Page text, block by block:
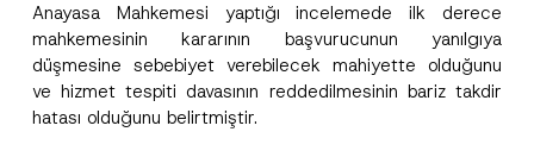
Anayasa Mahkemesi yaptığı incelemede ilk derece
mahkemesinin kararının başvurucunun yanılgıya
düşmesine sebebiyet verebilecek mahiyette olduğunu
ve hizmet tespiti davasının reddedilmesinin bariz takdir
hatası olduğunu belirtmiştir.
P
i
v
Bu iletişim formu aracılığıyla sağlanan kişisel
verilerle ilgiliaydınlatma metnini okudum ve
anladım.
Bu iletişim formunu göndererek,